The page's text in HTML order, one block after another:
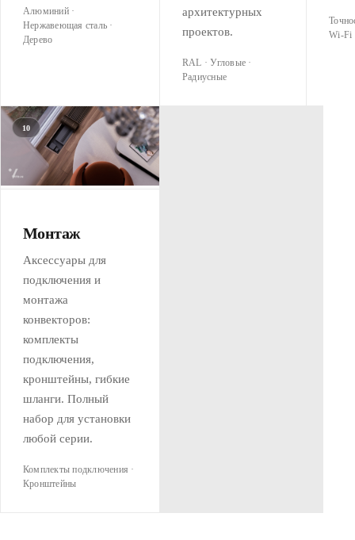
Алюминий ·
Нержавеющая сталь ·
Дерево
архитектурных
проектов.
RAL · Угловые ·
Радиусные
Wi-Fi
10
Монтаж
Аксессуары для
подключения и
монтажа
конвекторов:
комплекты
подключения,
кронштейны, гибкие
шланги. Полный
набор для установки
любой серии.
Комплекты подключения ·
Кронштейны